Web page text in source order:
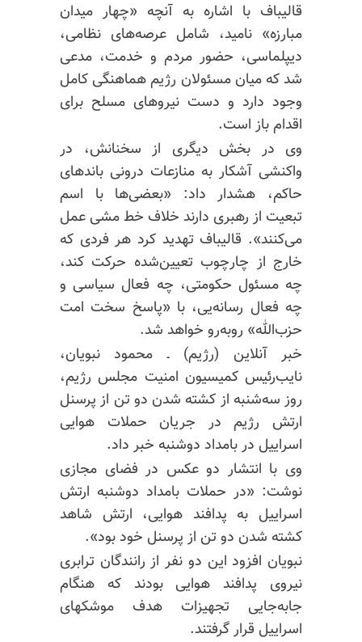
قالیباف با اشاره به آنچه «چهار میدان
مبارزه» نامید، شامل عرصه‌های نظامی،
دیپلماسی، حضور مردم و خدمت، مدعی
شد که میان مسئولان رژیم هماهنگی کامل
وجود دارد و دست نیروهای مسلح برای
اقدام باز است.
وی در بخش دیگری از سخنانش، در
واکنشی آشکار به منازعات درونی باندهای
حاکم، هشدار داد: «بعضی‌ها با اسم
تبعیت از رهبری دارند خلاف خط مشی عمل
می‌کنند». قالیباف تهدید کرد هر فردی که
خارج از چارچوب تعیین‌شده حرکت کند،
چه مسئول حکومتی، چه فعال سیاسی و
چه فعال رسانه‌یی، با «پاسخ سخت امت
حزب‌الله» روبه‌رو خواهد شد.
خبر آنلاین (رژیم) ـ محمود نبویان،
نایب‌رئیس کمیسیون امنیت مجلس رژیم،
روز سه‌شنبه از کشته شدن دو تن از پرسنل
ارتش رژیم در جریان حملات هوایی
اسراییل در بامداد دوشنبه خبر داد.
وی با انتشار دو عکس در فضای مجازی
نوشت: «در حملات بامداد دوشنبه ارتش
اسراییل به پدافند هوایی، ارتش شاهد
کشته شدن دو تن از پرسنل خود بود».
نبویان افزود این دو نفر از رانندگان ترابری
نیروی پدافند هوایی بودند که هنگام
جابه‌جایی تجهیزات هدف موشکهای
اسراییل قرار گرفتند.